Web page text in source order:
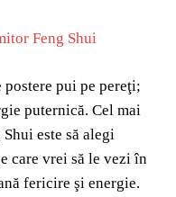
postere pui pe pereţi;
puternică. Cel mai
este să alegi
care vrei să le vezi în
fericire şi energie.